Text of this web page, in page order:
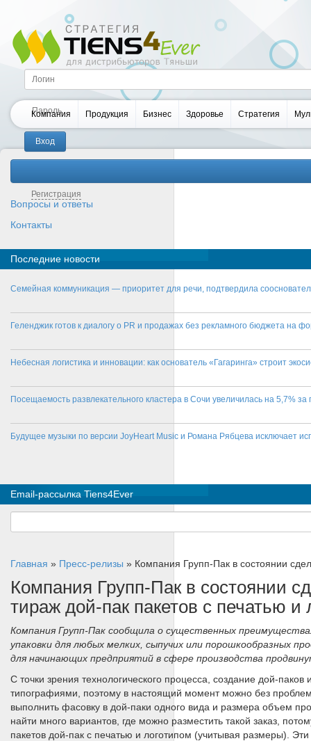
Регистрация
Компания Продукция Бизнес Здоровье Стратегия
Вопросы и ответы
Контакты
Последние новости
Семейная коммуникация — приоритет для речи, подтвердила
Геленджик готов к диалогу о PR и продажах без рекламного бюджета на
Небесная логистика и инновации: как основатель «Гагаринга» строит
Посещаемость развлекательного кластера в Сочи увеличилась на 5,7% за
Будущее музыки по версии JoyHeart Music и Романа Рябцева исключает
Email-рассылка Tiens4Ever
Главная » Пресс-релизы » Компания Групп-Пак в состоянии
Компания Групп-Пак в состоянии
тираж дой-пак пакетов с печатью и
Компания Групп-Пак сообщила о существенных
упаковки для любых мелких, сыпучих или порошкообразных
для начинающих предприятий в сфере производства
С точки зрения технологического процесса, создание дой-
типографиями, поэтому в настоящий момент можно без
выполнить фасовку в дой-паки одного вида и размера объем
найти много вариантов, где можно разместить такой заказ,
пакетов дой-пак с печатью и логотипом (учитывая размеры).